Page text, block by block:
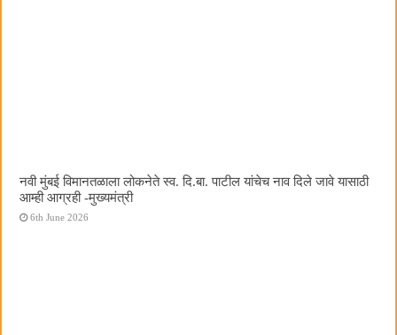
नवी मुंबई विमानतळाला लोकनेते स्व. दि.बा. पाटील यांचेच नाव दिले जावे यासाठी
आम्ही आग्रही -मुख्यमंत्री
6th June 2026